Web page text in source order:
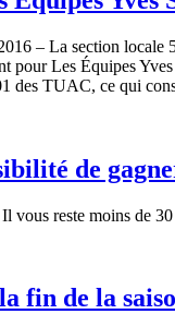
– La section
pour Les Équipes
des TUAC, ce qui
de
vous reste moins de
fin de la